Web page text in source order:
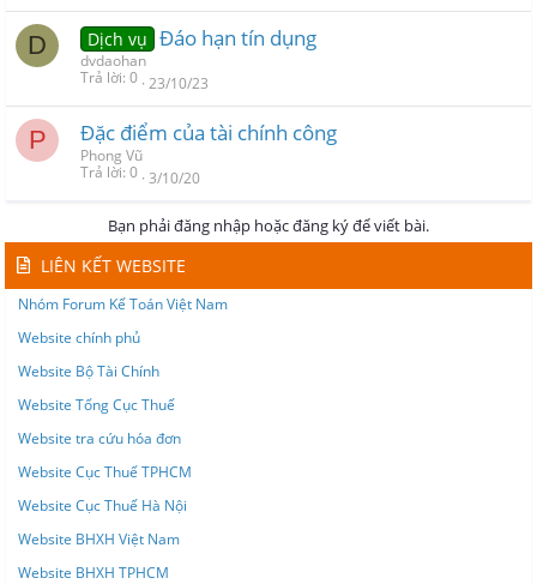
D Dịch vụ Đáo hạn tín dụng
dvdaohan
Trả lời 0 23/10/23
P Đặc điểm của tài chính công
Phong Vũ
Trả lời 0 3/10/20
Bạn phải đăng nhập hoặc đăng ký để viết bài.
LIÊN KẾT WEBSITE
Nhóm Forum Kế Toán Việt Nam
Website chính phủ
Website Bộ Tài Chính
Website Tổng Cục Thuế
Website tra cứu hóa đơn
Website Cục Thuế TPHCM
Website Cục Thuế Hà Nội
Website BHXH Việt Nam
Website BHXH TPHCM